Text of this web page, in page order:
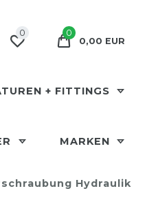
0
0
0,00 EUR
+ FITTINGS
MARKEN
Hydraulik